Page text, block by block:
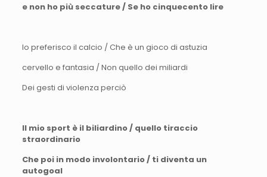
e non ho più seccature / Se ho cinquecento lire
Io preferisco il calcio / Che è un gioco di astuzia
cervello e fantasia / Non quello dei miliardi
Dei gesti di violenza perciò
Il mio sport è il biliardino / quello tiraccio
straordinario
Che poi in modo involontario / ti diventa un
autogoal